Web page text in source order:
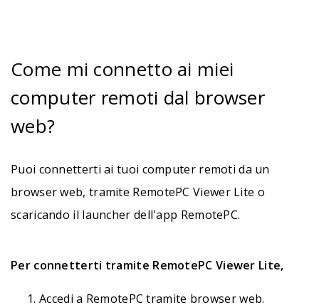
Come mi connetto ai miei
computer remoti dal browser
web?
Puoi connetterti ai tuoi computer remoti da un
browser web, tramite RemotePC Viewer Lite o
scaricando il launcher dell'app RemotePC.
Per connetterti tramite RemotePC Viewer Lite,
Accedi a RemotePC tramite browser web.